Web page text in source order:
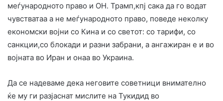
меѓународното право и ОН. Трамп,кпј сака да го водат
чувстватаа а не меѓународното право, поведе неколку
економски војни со Кина и со светот: со тарифи, со
санкции,со блокади и разни забрани, а ангажиран е и во
војната во Иран и онаа во Украина.
Да се надеваме дека неговите советници внимателно
ќе му ги разјаснат мислите на Тукидид во